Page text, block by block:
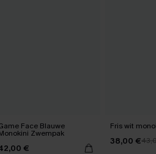
Face Blauwe
Zwempak
€
Fris wit
38,00 €